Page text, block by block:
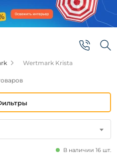
Wertmark Krista
В наличии 16 шт.